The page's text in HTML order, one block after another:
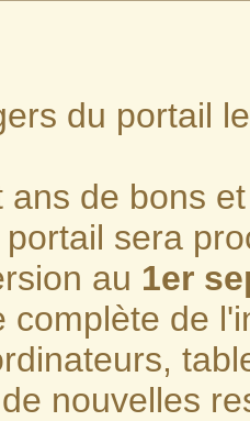
du portail
ans de bons
sera
au 1er
complète de
nouvelles